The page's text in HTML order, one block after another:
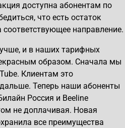
доступна абонентам по
что есть остаток
направление.
и в наших тарифных
образом. Сначала мы
Клиентам это
Теперь наши абоненты
Россия и Beeline
не доплачивая. Новая
все преимущества